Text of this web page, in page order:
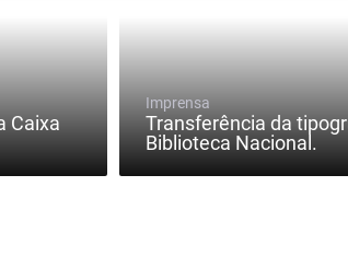
Caixa
Imprensa
Transferência da
Biblioteca Nacional.